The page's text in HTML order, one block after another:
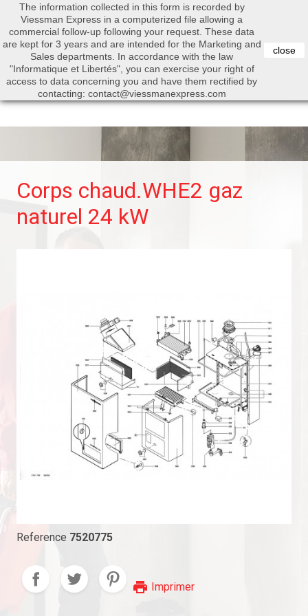
 
Search
Corps chaud.WHE2 gaz
naturel 24 kW
Reference 7520775
print Imprimer
The information collected in this form is recorded by
Viessman Express in a computerized file allowing a
commercial follow-up following your request. These data
are kept for 3 years and are intended for the Marketing and
Sales departments. In accordance with the law
"Informatique et Libertés", you can exercise your right of
access to data concerning you and have them rectified by
contacting: contact@viessmanexpress.com
close